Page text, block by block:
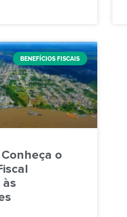
BENEFÍCIOS FISCAIS
Conheça o